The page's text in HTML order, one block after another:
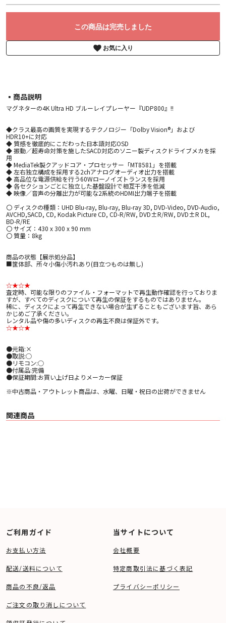
この商品は完売しました
お気に入り
▪︎商品説明
マグネターの4K Ultra HD ブルーレイプレーヤー『UDP800』!!
◆クラス最高の画質を実現するテクノロジー「Dolby Vision®」および
HDR10+に対応
◆ 質感を徹底的にこだわった日本語対応OSD
◆ 振動／超寿命対策を施したSACD対応のソニー製ディスクドライブメカを採
用
◆ MediaTek製クアッドコア・プロセッサー「MT8581」を搭載
◆ 左右独立構成を採用する2chアナログオーディオ出力を搭載
◆ 高品位な電源供給を行う60Wローノイズトランスを採用
◆ 各セクションごとに独立した基盤設計で相互干渉を低減
◆ 映像／音声の分離出力が可能な2系統のHDMI出力端子を搭載
〇 ディスクの種類：UHD Blu-ray, Blu-ray, Blu-ray 3D, DVD-Video, DVD-Audio,
AVCHD,SACD, CD, Kodak Picture CD, CD-R/RW, DVD±R/RW, DVD±R DL,
BD-R/RE
〇 サイズ：430 x 300 x 90 mm
〇 質量：8kg
商品の状態【展示処分品】
■筐体部、所々小傷小汚れあり(目立つものは無し)
☆★☆★
査定時、可能な限りのファイル・フォーマットで再生動作確認を行っておりま
すが、すべてのディスクについて再生の保証をするものではありません。
稀に、ディスクによって再生できない場合が生ずることもございます旨、あら
かじめご了承ください。
レンタル品や傷の多いディスクの再生不良は保証外です。
☆★☆★
●元箱:×
●取説:○
●リモコン:○
●付属品:完備
●保証期間:お買い上げ日よりメーカー保証
※中古商品・アウトレット商品は、水曜、日曜・祝日の出荷ができません
関連商品
ご利用ガイド
お支払い方法
配送/送料について
商品の不良/返品
ご注文の取り消しについて
当サイトについて
会社概要
特定商取引法に基づく表記
プライバシーポリシー